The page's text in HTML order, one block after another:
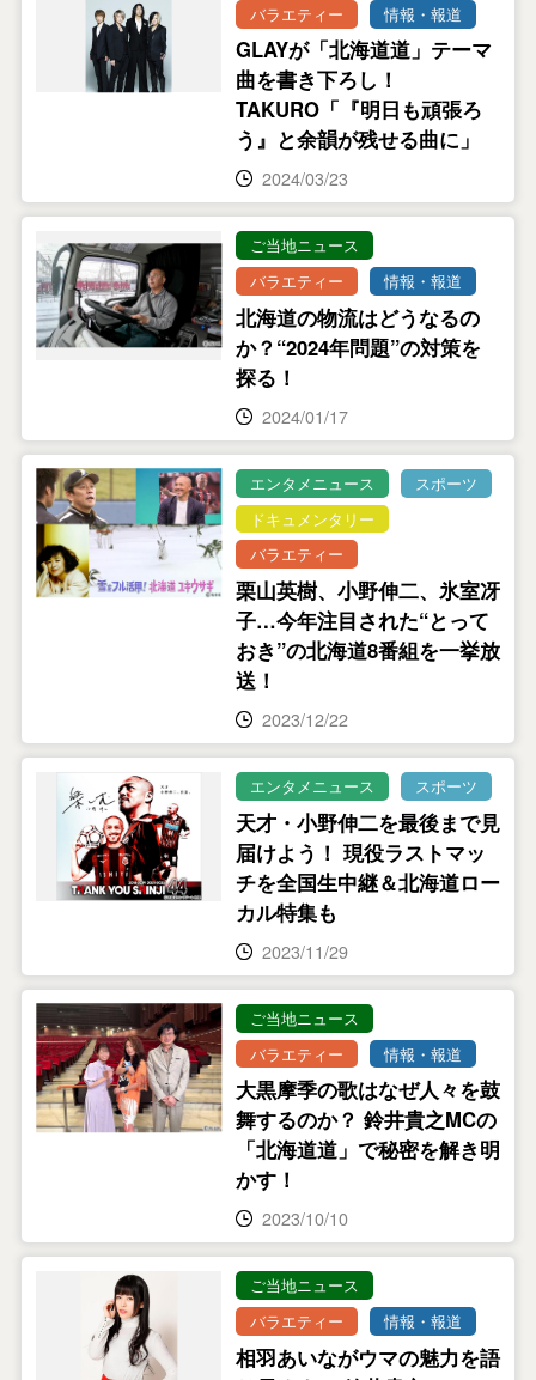
バラエティー
情報・報道
GLAYが「北海道道」テーマ
曲を書き下ろし！
TAKURO「『明日も頑張ろ
う』と余韻が残せる曲に」
2024/03/23
ご当地ニュース
バラエティー
情報・報道
北海道の物流はどうなるの
か？“2024年問題”の対策を
探る！
2024/01/17
エンタメニュース
スポーツ
ドキュメンタリー
バラエティー
栗山英樹、小野伸二、氷室冴
子…今年注目された“とって
おき”の北海道8番組を一挙放
送！
2023/12/22
エンタメニュース スポーツ
天才・小野伸二を最後まで見
届けよう！ 現役ラストマッ
チを全国生中継＆北海道ロー
カル特集も
2023/11/29
ご当地ニュース
バラエティー
情報・報道
大黒摩季の歌はなぜ人々を鼓
舞するのか？ 鈴井貴之MCの
「北海道道」で秘密を解き明
かす！
2023/10/10
ご当地ニュース
バラエティー
情報・報道
相羽あいながウマの魅力を語